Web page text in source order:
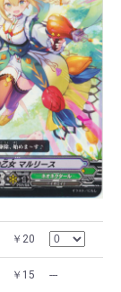
￥20
￥15 ---